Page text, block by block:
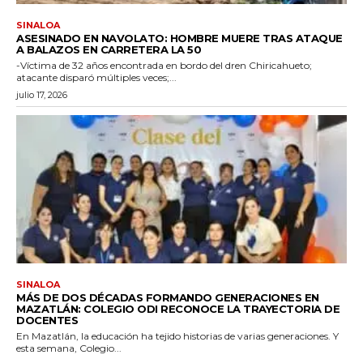
SINALOA
ASESINADO EN NAVOLATO: HOMBRE MUERE TRAS ATAQUE
A BALAZOS EN CARRETERA LA 50
-Víctima de 32 años encontrada en bordo del dren Chiricahueto;
atacante disparó múltiples veces;...
julio 17, 2026
SINALOA
MÁS DE DOS DÉCADAS FORMANDO GENERACIONES EN
MAZATLÁN: COLEGIO ODI RECONOCE LA TRAYECTORIA DE
DOCENTES
En Mazatlán, la educación ha tejido historias de varias generaciones. Y
esta semana, Colegio...